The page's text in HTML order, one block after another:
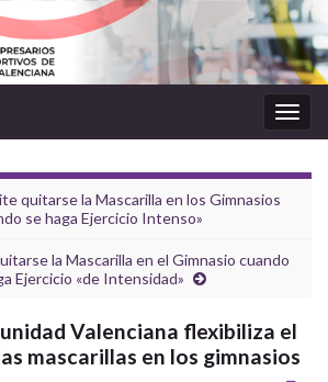
la
quitarse la Mascarilla en los Gimnasios
se haga Ejercicio Intenso»
la Mascarilla en el Gimnasio cuando
Ejercicio «de Intensidad»
Valenciana flexibiliza el
mascarillas en los gimnasios